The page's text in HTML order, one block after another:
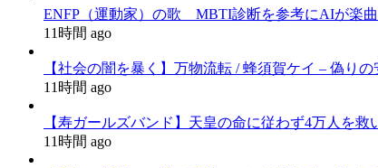
ENFP（運動家）の歌 MBTI診断を参考にAIが楽
11時間 ago
【社会の闇を暴く】万物流転 / 蜂須賀ケイ – 偽り
11時間 ago
【寿ガールズバンド】天皇の命に従わず4万人を
11時間 ago